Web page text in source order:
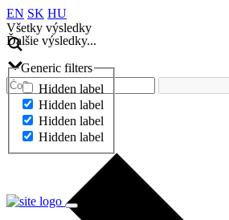
EN SK HU
Všetky výsledky
Ďalšie výsledky...
Generic filters
Hidden label
Hidden label
Hidden label
Hidden label
Ďalšie výsledky...